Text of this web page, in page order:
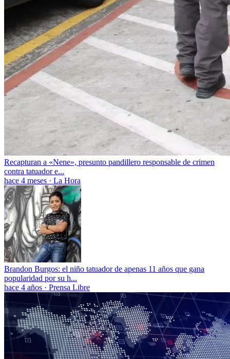
Recapturan a «Nene», presunto pandillero responsable de crimen
contra tatuador e...
hace 4 meses · La Hora
Brandon Burgos: el niño tatuador de apenas 11 años que gana
popularidad por su h...
hace 4 años · Prensa Libre